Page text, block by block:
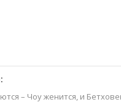
– Чоу женится, и